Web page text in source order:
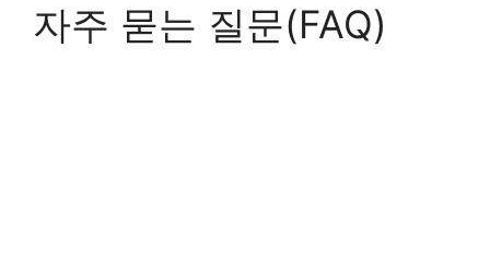
자주 묻는 질문(FAQ)